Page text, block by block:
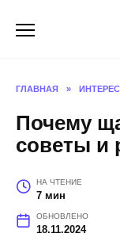
ГЛАВНАЯ »
Почему
советы и
НА ЧТЕНИЕ
7 мин
ОБНОВЛЕНО
18.11.2024